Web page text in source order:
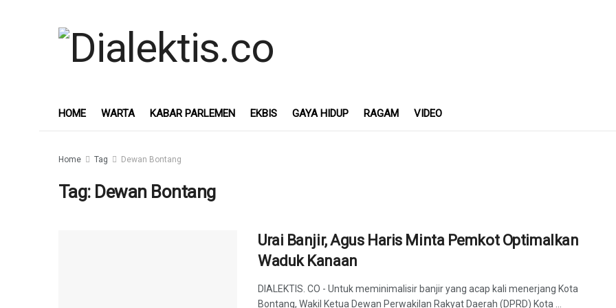
HOME WARTA KABAR PARLEMEN EKBIS GAYA HIDUP RAGAM VIDEO
Home Tag Dewan Bontang
Tag: Dewan Bontang
Urai Banjir, Agus Haris Minta Pemkot Optimalkan
Waduk Kanaan
DIALEKTIS. CO - Untuk meminimalisir banjir yang acap kali menerjang Kota
Bontang, Wakil Ketua Dewan Perwakilan Rakyat Daerah (DPRD) Kota ...